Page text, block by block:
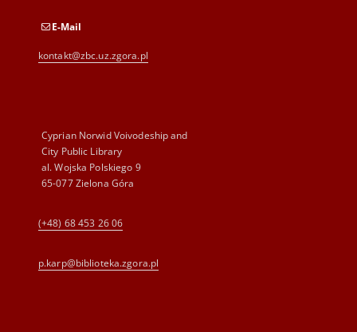
E-Mail
kontakt@zbc.uz.zgora.pl
Cyprian Norwid Voivodeship and
City Public Library
al. Wojska Polskiego 9
65-077 Zielona Góra
(+48) 68 453 26 06
p.karp@biblioteka.zgora.pl